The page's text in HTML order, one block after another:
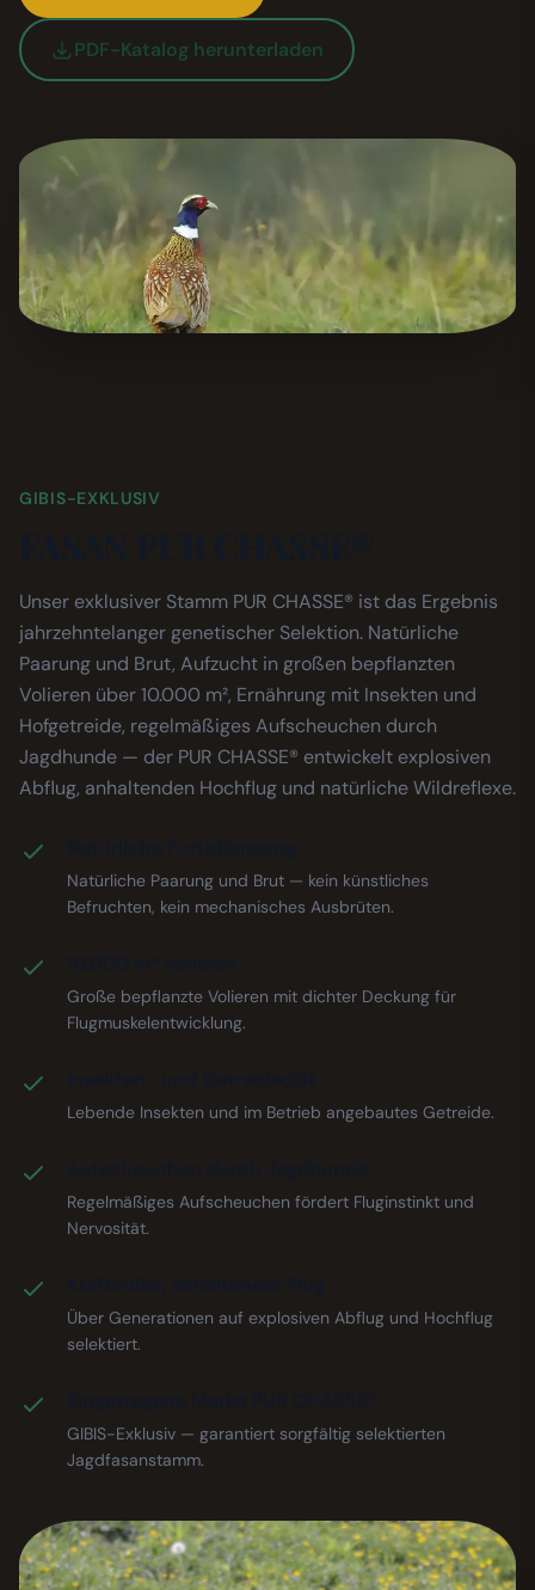
PDF-Katalog herunterladen
GIBIS-EXKLUSIV
Unser exklusiver Stamm PUR CHASSE® ist das Ergebnis
jahrzehntelanger genetischer Selektion. Natürliche
Paarung und Brut, Aufzucht in großen bepflanzten
Volieren über 10.000 m², Ernährung mit Insekten und
Hofgetreide, regelmäßiges Aufscheuchen durch
Jagdhunde — der PUR CHASSE® entwickelt explosiven
Abflug, anhaltenden Hochflug und natürliche Wildreflexe.
Natürliche Paarung und Brut — kein künstliches
Befruchten, kein mechanisches Ausbrüten.
Große bepflanzte Volieren mit dichter Deckung für
Flugmuskelentwicklung.
Lebende Insekten und im Betrieb angebautes Getreide.
Regelmäßiges Aufscheuchen fördert Fluginstinkt und
Nervosität.
Über Generationen auf explosiven Abflug und Hochflug
selektiert.
GIBIS-Exklusiv — garantiert sorgfältig selektierten
Jagdfasanstamm.